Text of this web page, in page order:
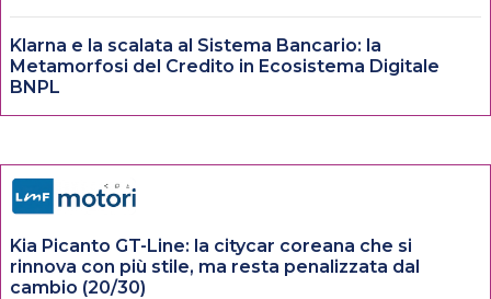
Klarna e la scalata al Sistema Bancario: la
Metamorfosi del Credito in Ecosistema Digitale
BNPL
Kia Picanto GT-Line: la citycar coreana che si
rinnova con più stile, ma resta penalizzata dal
cambio (20/30)